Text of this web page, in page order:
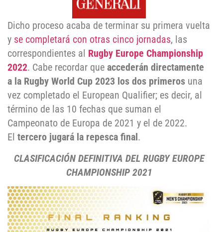
Dicho proceso acaba de terminar su primera vuelta
y se completará con otras cinco jornadas, las
correspondientes al Rugby Europe Championship
2022. Cabe recordar que accederán directamente
a la Rugby World Cup 2023 los dos primeros una
vez completado el European Qualifier; es decir, al
término de las 10 fechas que suman el
Campeonato de Europa de 2021 y el de 2022.
El tercero jugará la repesca final .
CLASIFICACIÓN DEFINITIVA DEL RUGBY EUROPE
CHAMPIONSHIP 2021